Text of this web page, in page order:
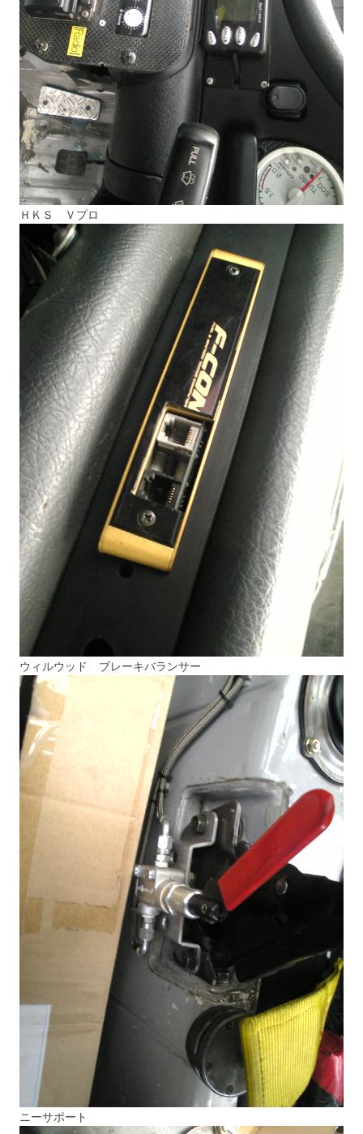
ＨＫＳ Ｖプロ
ウィルウッド ブレーキバランサー
ニーサポート